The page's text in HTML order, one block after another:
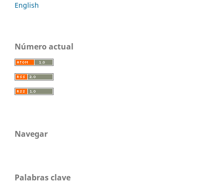
English
Número actual
Navegar
Palabras clave